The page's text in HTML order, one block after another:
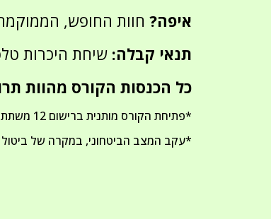
איפה? חוות החופש,
תנאי קבלה: שיחת היכרות
כל הכנסות הקורס מהוות
*פתיחת הקורס מותנית ברישום 12 משתתפים
*עקב המצב הביטחוני, במקרה של ביטול